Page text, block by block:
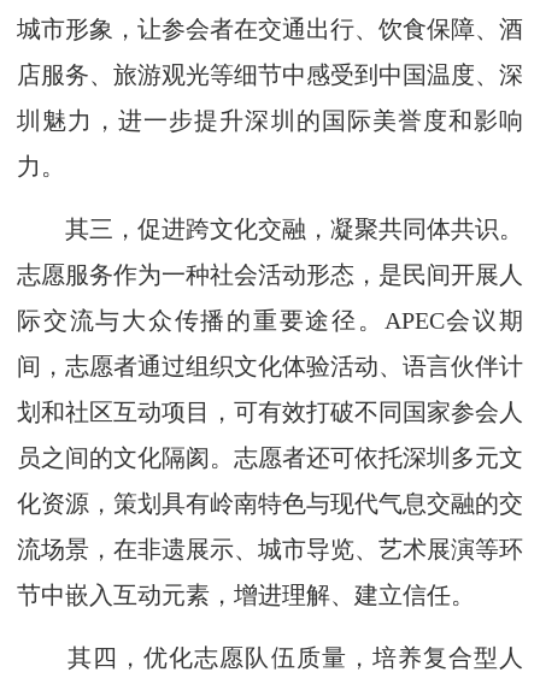
城市形象，让参会者在交通出行、饮食保障、酒
店服务、旅游观光等细节中感受到中国温度、深
圳魅力，进一步提升深圳的国际美誉度和影响
力。
其三，促进跨文化交融，凝聚共同体共识。
志愿服务作为一种社会活动形态，是民间开展人
际交流与大众传播的重要途径。APEC会议期
间，志愿者通过组织文化体验活动、语言伙伴计
划和社区互动项目，可有效打破不同国家参会人
员之间的文化隔阂。志愿者还可依托深圳多元文
化资源，策划具有岭南特色与现代气息交融的交
流场景，在非遗展示、城市导览、艺术展演等环
节中嵌入互动元素，增进理解、建立信任。
其四，优化志愿队伍质量，培养复合型人